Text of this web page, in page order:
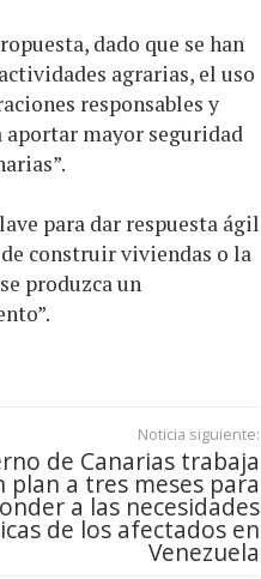
dado que se han
agrarias, el uso
responsables y
aportar mayor seguridad
para dar respuesta ágil
construir viviendas o la
produzca un
Noticia siguiente:
de Canarias trabaja
plan a tres meses para
a las necesidades
de los afectados en
Venezuela